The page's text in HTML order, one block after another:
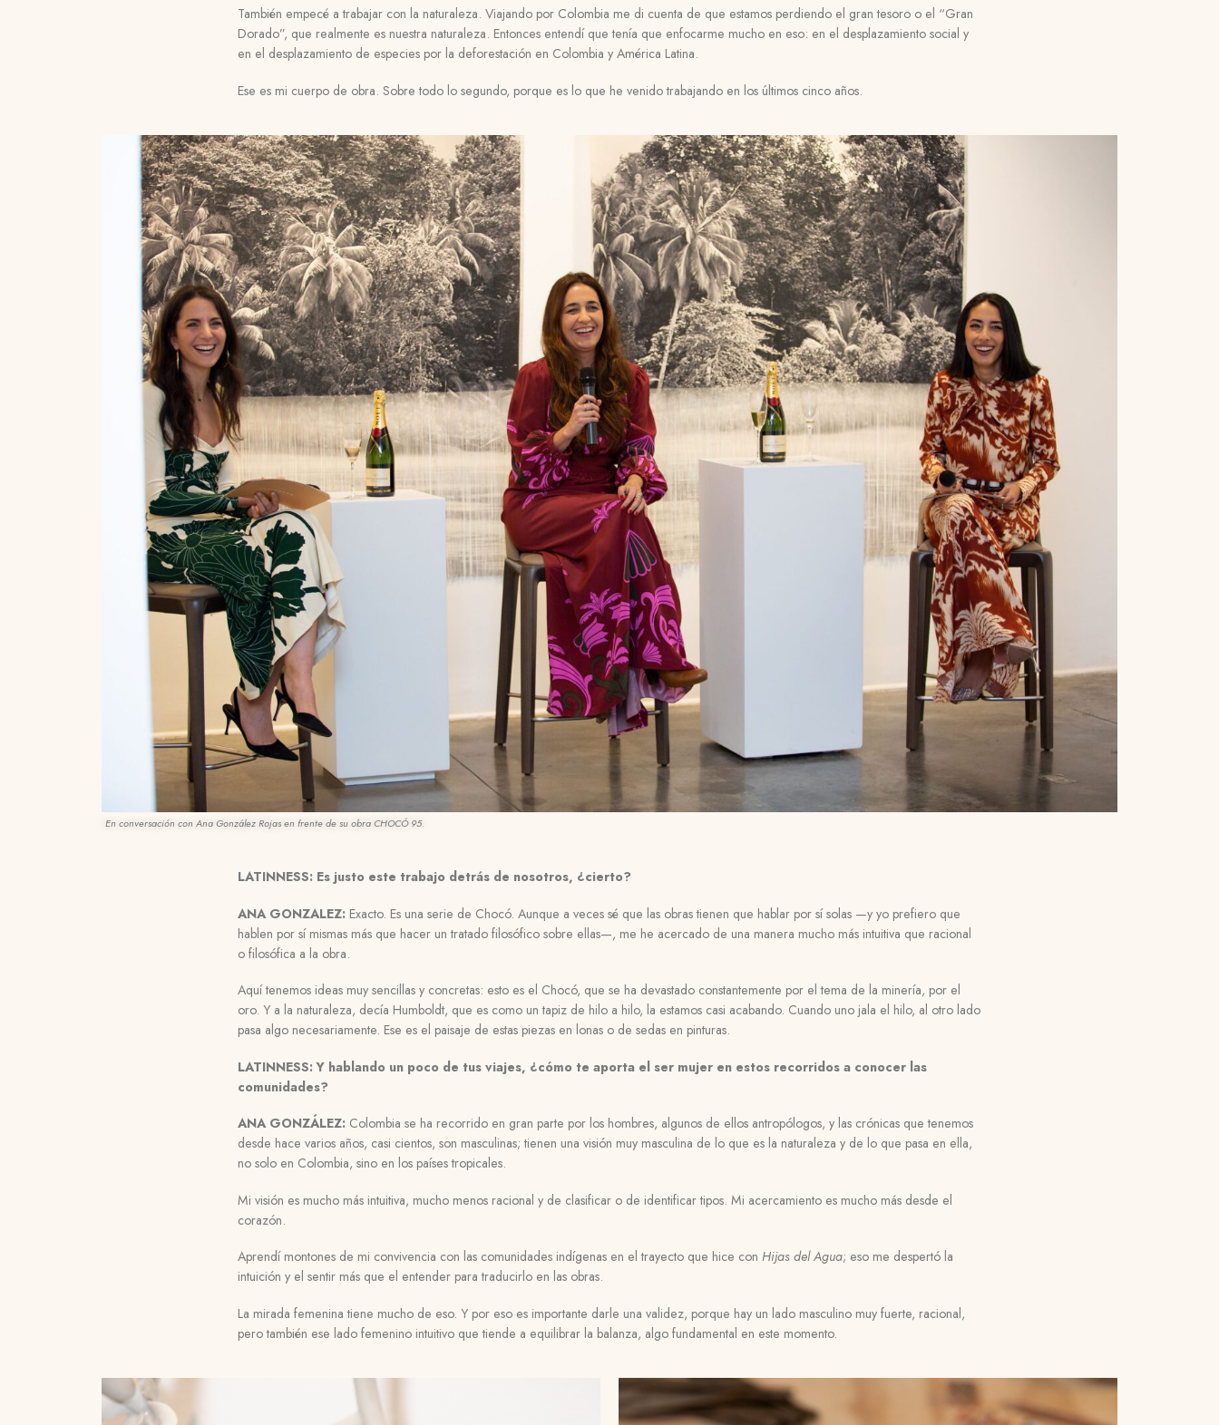
También empecé a trabajar con la naturaleza. Viajando por Colombia me di cuenta de que estamos perdiendo el gran tesoro o el “Gran
Dorado”, que realmente es nuestra naturaleza. Entonces entendí que tenía que enfocarme mucho en eso: en el desplazamiento social y
en el desplazamiento de especies por la deforestación en Colombia y América Latina.
Ese es mi cuerpo de obra. Sobre todo lo segundo, porque es lo que he venido trabajando en los últimos cinco años.
En conversación con Ana González Rojas en frente de su obra CHOCÓ 95.
LATINNESS: Es justo este trabajo detrás de nosotros, ¿cierto?
ANA GONZALEZ: Exacto. Es una serie de Chocó. Aunque a veces sé que las obras tienen que hablar por sí solas —y yo prefiero que
hablen por sí mismas más que hacer un tratado filosófico sobre ellas—, me he acercado de una manera mucho más intuitiva que racional
o filosófica a la obra.
Aquí tenemos ideas muy sencillas y concretas: esto es el Chocó, que se ha devastado constantemente por el tema de la minería, por el
oro. Y a la naturaleza, decía Humboldt, que es como un tapiz de hilo a hilo, la estamos casi acabando. Cuando uno jala el hilo, al otro lado
pasa algo necesariamente. Ese es el paisaje de estas piezas en lonas o de sedas en pinturas.
LATINNESS: Y hablando un poco de tus viajes, ¿cómo te aporta el ser mujer en estos recorridos a conocer las
comunidades?
ANA GONZÁLEZ: Colombia se ha recorrido en gran parte por los hombres, algunos de ellos antropólogos, y las crónicas que tenemos
desde hace varios años, casi cientos, son masculinas; tienen una visión muy masculina de lo que es la naturaleza y de lo que pasa en ella,
no solo en Colombia, sino en los países tropicales.
Mi visión es mucho más intuitiva, mucho menos racional y de clasificar o de identificar tipos. Mi acercamiento es mucho más desde el
corazón.
Aprendí montones de mi convivencia con las comunidades indígenas en el trayecto que hice con Hijas del Agua; eso me despertó la
intuición y el sentir más que el entender para traducirlo en las obras.
La mirada femenina tiene mucho de eso. Y por eso es importante darle una validez, porque hay un lado masculino muy fuerte, racional,
pero también ese lado femenino intuitivo que tiende a equilibrar la balanza, algo fundamental en este momento.